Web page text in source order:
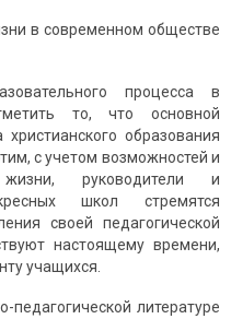
в современном обществе
процесса в
то, что основной
образования
с учетом возможностей и
жизни, руководители и
школ стремятся
своей педагогической
настоящему времени,
учащихся.
педагогической литературе